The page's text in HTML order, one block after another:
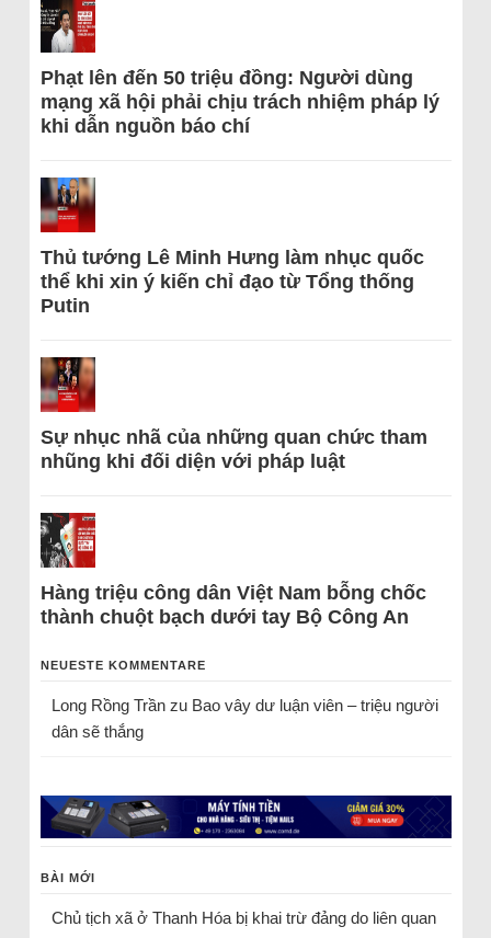
Phạt lên đến 50 triệu đồng: Người dùng
mạng xã hội phải chịu trách nhiệm pháp lý
khi dẫn nguồn báo chí
Thủ tướng Lê Minh Hưng làm nhục quốc
thể khi xin ý kiến chỉ đạo từ Tổng thống
Putin
Sự nhục nhã của những quan chức tham
nhũng khi đối diện với pháp luật
Hàng triệu công dân Việt Nam bỗng chốc
thành chuột bạch dưới tay Bộ Công An
NEUESTE KOMMENTARE
Long Rồng Trầnzu Bao vây dư luận viên – triệu người
dân sẽ thắng
BÀI MỚI
Chủ tịch xã ở Thanh Hóa bị khai trừ đảng do liên quan